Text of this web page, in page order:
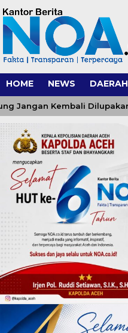
HOME NEWS DAERAH
Kembali Dilupakan